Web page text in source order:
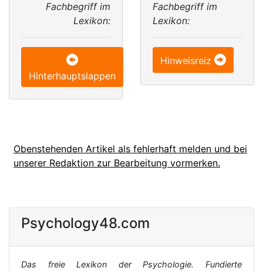
Fachbegriff im
Lexikon:
Hinterhauptslappen
Fachbegriff im
Lexikon:
Hinweisreiz
Obenstehenden Artikel als fehlerhaft melden und bei
unserer Redaktion zur Bearbeitung vormerken.
Psychology48.com
Das freie Lexikon der Psychologie. Fundierte